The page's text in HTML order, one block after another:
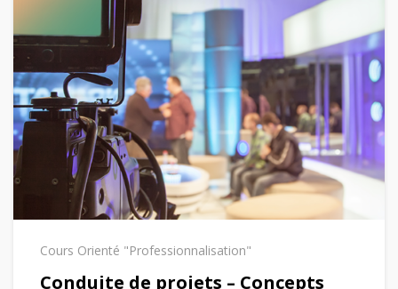
Cours Orienté "Professionnalisation"
Conduite de projets – Concepts